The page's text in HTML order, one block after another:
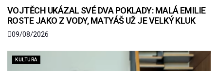
VOJTĚCH UKÁZAL SVÉ DVA POKLADY: MALÁ EMILIE
ROSTE JAKO Z VODY, MATYÁŠ UŽ JE VELKÝ KLUK
09/08/2026
KULTURA